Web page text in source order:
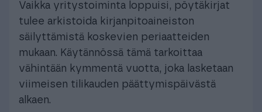
Vaikka yritystoiminta loppuisi, pöytäkirjat
tulee arkistoida kirjanpitoaineiston
säilyttämistä koskevien periaatteiden
mukaan. Käytännössä tämä tarkoittaa
vähintään kymmentä vuotta, joka lasketaan
viimeisen tilikauden päättymispäivästä
alkaen.